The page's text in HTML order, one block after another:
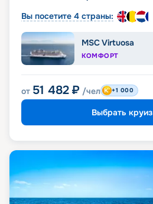
Вы посетите 4 страны:
MSC Virtuosa
КОМФОРТ
от 51 482 ₽ /чел +1 000
Выбрать круиз